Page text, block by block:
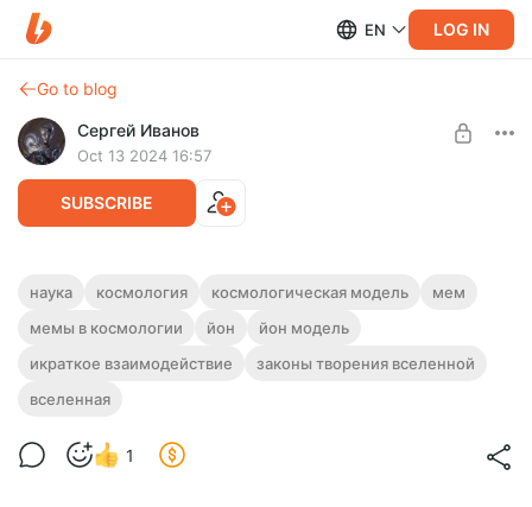
EN LOG IN
Go to blog
Сергей Иванов
Oct 13 2024 16:57
SUBSCRIBE
Каковы мемы в космологии?
Правильный мем таков: в начале всех начал, в момент
возникновения Вселенной, был один, и тот один был йон.
Этот мем подтверждён Йон моделью.
Level required:
наука космология космологическая модель
мем
мемы в космологии
йон
йон модель
икраткое взаимодействие
законы творения вселенной
вселенная
1